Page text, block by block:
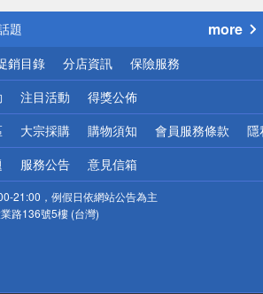
告
題
惠
區配送
頁！請小心！
more
銷目錄 分店資訊 保險服務
注目活動 得獎公佈
大宗採購 購物須知 會員服務條款 隱
服務公告 意見信箱
21:00，例假日依網站公告為主
路136號5樓 (台灣)